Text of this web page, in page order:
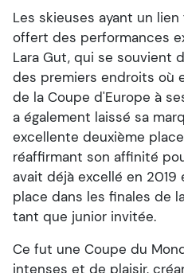
Les skieuses ayant un
offert des performances
Lara Gut, qui se souvient
des premiers endroits où
de la Coupe d'Europe à
a également laissé sa
excellente deuxième
réaffirmant son affinité
avait déjà excellé en
place dans les finales de
tant que junior invitée.
Ce fut une Coupe du
intenses et de plaisir,